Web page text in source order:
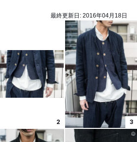
最終更新日: 2016年04月18日
2 3